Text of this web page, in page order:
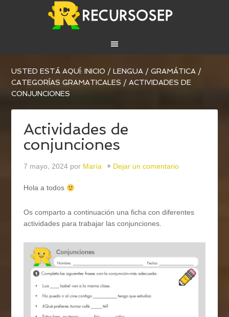
USTED ESTÁ AQUÍ:INICIO / LENGUA / GRAMÁTICA /
CATEGORÍAS GRAMATICALES / ACTIVIDADES DE
CONJUNCIONES
Actividades de
conjunciones
7 mayo, 2024 por María Dejar un comentario
Hola a todos
Os comparto a continuación una ficha con diferentes
actividades para trabajar las conjunciones.